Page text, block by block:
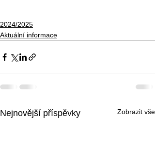
2024/2025
Aktuální informace
Nejnovější příspěvky Zobrazit vše